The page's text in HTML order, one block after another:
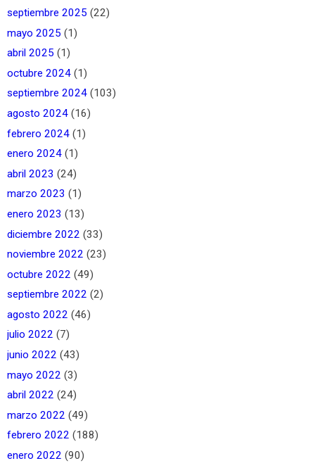
septiembre 2025 (22)
mayo 2025 (1)
abril 2025 (1)
octubre 2024 (1)
septiembre 2024 (103)
agosto 2024 (16)
febrero 2024 (1)
enero 2024 (1)
abril 2023 (24)
marzo 2023 (1)
enero 2023 (13)
diciembre 2022 (33)
noviembre 2022 (23)
octubre 2022 (49)
septiembre 2022 (2)
agosto 2022 (46)
julio 2022 (7)
junio 2022 (43)
mayo 2022 (3)
abril 2022 (24)
marzo 2022 (49)
febrero 2022 (188)
enero 2022 (90)